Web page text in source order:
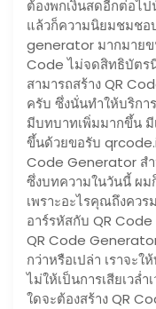
ต้องพกเงินสดอีกต่อไป
แล้วก็ความนิยมชมชอ
generator มากมายข
Code ไม่จดสิทธิบัตร
สามารถสร้าง QR
ครับ ซึ่งนั่นทำให้บริก
มีบทบาทเพิ่มมากขึ้น มี
ขึ้นด้วยขอรับ
Code Generator สำ
ซึ่งบทความในวันนี้ ผ
เพราะอะไรคุณถึงควร
อาร์รหัสกับ QR
QR Code
กว่าหรือเปล่า เราจะใ
ไม่ให้เป็นการเสียเวล่
ใดจะต้องสร้าง QR